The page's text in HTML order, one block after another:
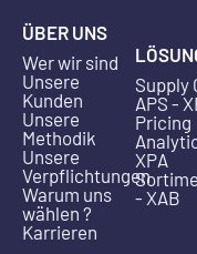
ÜBER UNS
Wer wir sind
Unsere
Kunden
Unsere
Methodik
Unsere
Verpflichtungen
Warum uns
wählen ?
Karrieren
Supply
APS -
Pricing
XPA
- XAB